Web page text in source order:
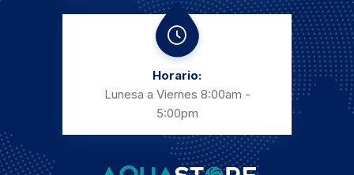
Horario:
Lunesa a Viernes 8:00am -
5:00pm